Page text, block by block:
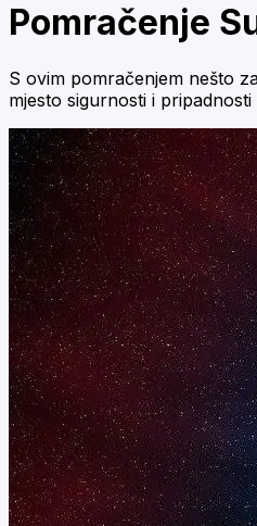
Pomračenje
S ovim pomračenjem nešto
mjesto sigurnosti i